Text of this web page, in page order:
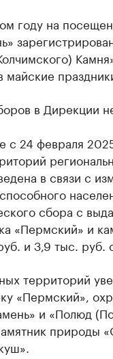
году на
в Дирекции не
с 24 февраля
в связи с
сбора с
«Пермский» и
и 3,9 тыс. руб.
территорий
«Пермский»,
и «Полюд
природы